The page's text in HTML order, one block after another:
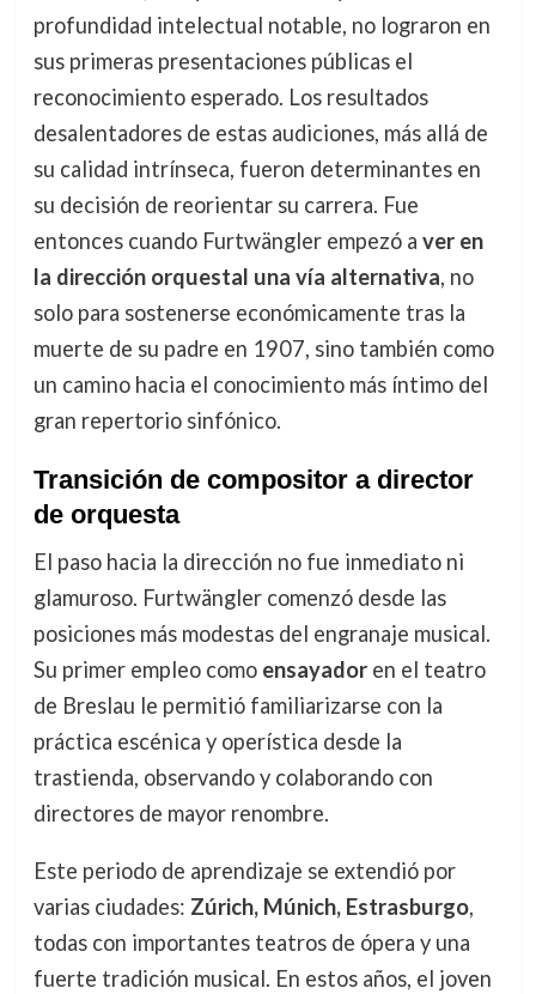
profundidad intelectual notable, no lograron en
sus primeras presentaciones públicas el
reconocimiento esperado. Los resultados
desalentadores de estas audiciones, más allá de
su calidad intrínseca, fueron determinantes en
su decisión de reorientar su carrera. Fue
entonces cuando Furtwängler empezó a ver en
la dirección orquestal una vía alternativa, no
solo para sostenerse económicamente tras la
muerte de su padre en 1907, sino también como
un camino hacia el conocimiento más íntimo del
gran repertorio sinfónico.
Transición de compositor a director
de orquesta
El paso hacia la dirección no fue inmediato ni
glamuroso. Furtwängler comenzó desde las
posiciones más modestas del engranaje musical.
Su primer empleo como ensayadoren el teatro
de Breslau le permitió familiarizarse con la
práctica escénica y operística desde la
trastienda, observando y colaborando con
directores de mayor renombre.
Este periodo de aprendizaje se extendió por
varias ciudades: Zúrich, Múnich, Estrasburgo,
todas con importantes teatros de ópera y una
fuerte tradición musical. En estos años, el joven